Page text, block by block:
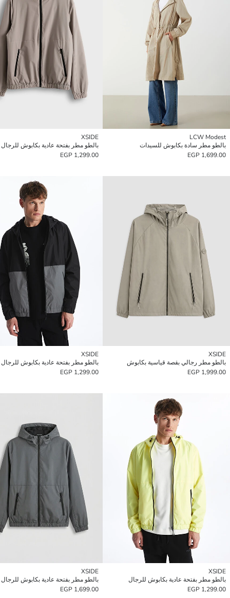
LCW Modest
بالطو مطر سادة بكابوش للسيدات
1,699.00 EGP
XSIDE
بالطو مطر بفتحة عادية بكابوش للرجال
1,299.00 EGP
XSIDE
بالطو مطر رجالي بقصة قياسية بكابوش
1,999.00 EGP
XSIDE
بالطو مطر بفتحة عادية بكابوش للرجال
1,299.00 EGP
XSIDE
بالطو مطر بفتحة عادية بكابوش للرجال
1,299.00 EGP
XSIDE
بالطو مطر بفتحة عادية بكابوش للرجال
1,699.00 EGP